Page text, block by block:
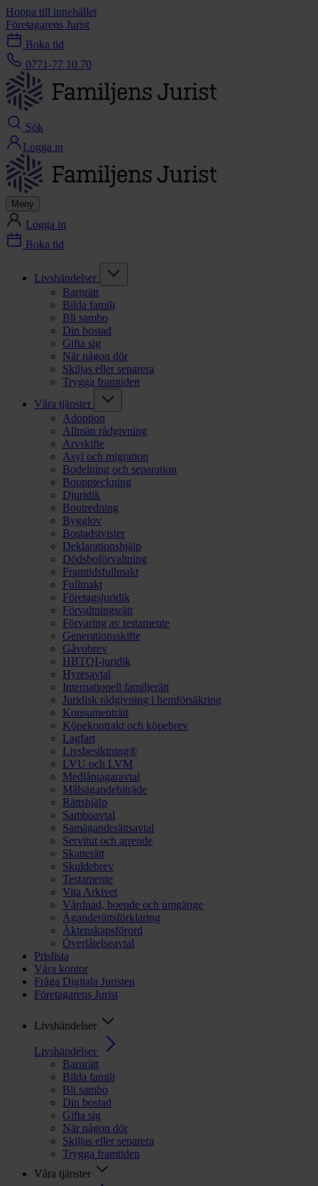
Hoppa till innehållet
Företagarens Jurist
Boka tid
0771-77 10 70
Sök
Logga in
Meny
Logga in
Boka tid
Livshändelser
Barnrätt
Bilda familj
Bli sambo
Din bostad
Gifta sig
När någon dör
Skiljas eller separera
Trygga framtiden
Våra tjänster
Adoption
Allmän rådgivning
Arvskifte
Asyl och migration
Bodelning och separation
Bouppteckning
Djuridik
Boutredning
Bygglov
Bostadstvister
Deklarationshjälp
Dödsboförvaltning
Framtidsfullmakt
Fullmakt
Företagsjuridik
Förvaltningsrätt
Förvaring av testamente
Generationsskifte
Gåvobrev
HBTQI-juridik
Hyresavtal
Internationell familjerätt
Juridisk rådgivning i hemförsäkring
Konsumenträtt
Köpekontrakt och köpebrev
Lagfart
Livsbesiktning®
LVU och LVM
Medlåntagaravtal
Målsägandebiträde
Rättshjälp
Samboavtal
Samäganderättsavtal
Servitut och arrende
Skatterätt
Skuldebrev
Testamente
Vita Arkivet
Vårdnad, boende och umgänge
Äganderättsförklaring
Äktenskapsförord
Överlåtelseavtal
Prislista
Våra kontor
Fråga Digitala Juristen
Företagarens Jurist
Livshändelser
Livshändelser
Barnrätt
Bilda familj
Bli sambo
Din bostad
Gifta sig
När någon dör
Skiljas eller separera
Trygga framtiden
Våra tjänster